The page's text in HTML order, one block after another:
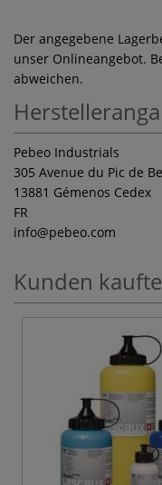
Der angegebene
unser Onlineangebot.
abweichen.
Pebeo Industrials
305 Avenue du Pic de
13881 Gémenos Cedex
FR
info@pebeo.com
Kunden